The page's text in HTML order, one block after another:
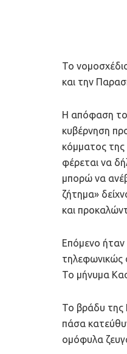
Το
και την
Η απόφαση
κυβέρνηση
κόμματος της
φέρεται να
μπορώ να
ζήτημα»
και
Επόμενο ήταν
τηλεφωνικώς
Το μήνυμα
Το βράδυ της
πάσα
ομόφυλα